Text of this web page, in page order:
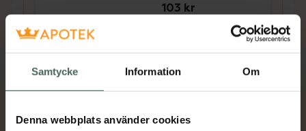
Samtycke Information Om
Denna webbplats använder cookies
103 kr
Köp båda för
Beskrivning